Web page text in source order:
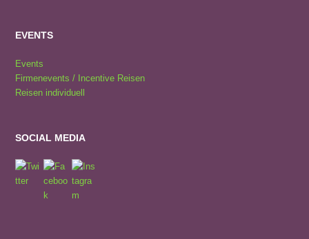
EVENTS
Events
Firmenevents / Incentive Reisen
Reisen individuell
SOCIAL MEDIA